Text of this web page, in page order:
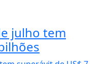
julho tem